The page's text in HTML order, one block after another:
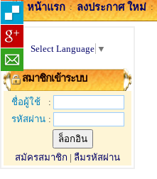
หน้าแรก : ลงประกาศ ใหม่ :
Select Language ▼
สมาชิกเข้าระบบ
ชื่อผู้ใช้
:
รหัสผ่าน :
สมัครสมาชิก | ลืมรหัสผ่าน